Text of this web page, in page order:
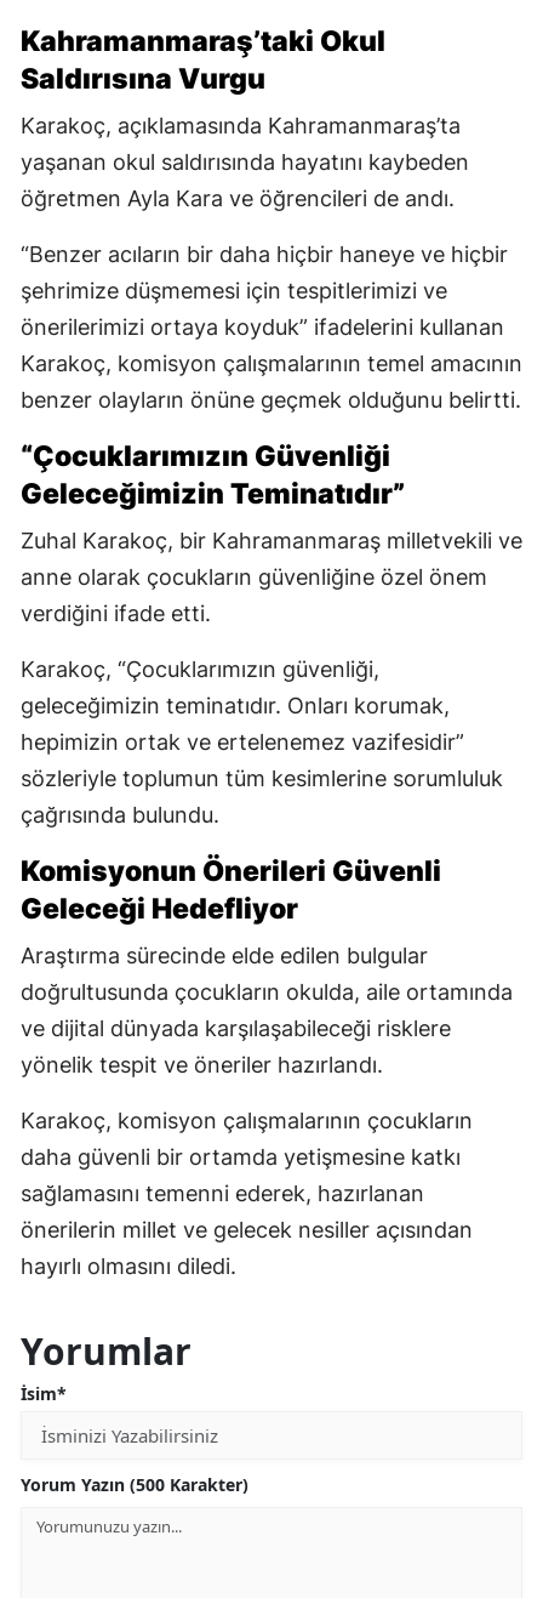
Kahramanmaraş’taki Okul
Saldırısına Vurgu
Karakoç, açıklamasında Kahramanmaraş’ta
yaşanan okul saldırısında hayatını kaybeden
öğretmen Ayla Kara ve öğrencileri de andı.
“Benzer acıların bir daha hiçbir haneye ve hiçbir
şehrimize düşmemesi için tespitlerimizi ve
önerilerimizi ortaya koyduk” ifadelerini kullanan
Karakoç, komisyon çalışmalarının temel amacının
benzer olayların önüne geçmek olduğunu belirtti.
“Çocuklarımızın Güvenliği
Geleceğimizin Teminatıdır”
Zuhal Karakoç, bir Kahramanmaraş milletvekili ve
anne olarak çocukların güvenliğine özel önem
verdiğini ifade etti.
Karakoç, “Çocuklarımızın güvenliği,
geleceğimizin teminatıdır. Onları korumak,
hepimizin ortak ve ertelenemez vazifesidir”
sözleriyle toplumun tüm kesimlerine sorumluluk
çağrısında bulundu.
Komisyonun Önerileri Güvenli
Geleceği Hedefliyor
Araştırma sürecinde elde edilen bulgular
doğrultusunda çocukların okulda, aile ortamında
ve dijital dünyada karşılaşabileceği risklere
yönelik tespit ve öneriler hazırlandı.
Karakoç, komisyon çalışmalarının çocukların
daha güvenli bir ortamda yetişmesine katkı
sağlamasını temenni ederek, hazırlanan
önerilerin millet ve gelecek nesiller açısından
hayırlı olmasını diledi.
Yorumlar
İsim*
Yorum Yazın (500 Karakter)